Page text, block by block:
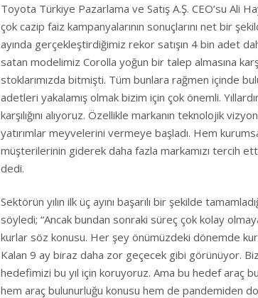
Toyota Türkiye Pazarlama ve Satış A.Ş. CEO’su Ali
çok cazip faiz kampanyalarının sonuçlarını net bir
ayında gerçekleştirdiğimiz rekor satışın 4 bin adet
satan modelimiz Corolla yoğun bir talep almasına
stoklarımızda bitmişti. Tüm bunlara rağmen içinde
adetleri yakalamış olmak bizim için çok önemli.
karşılığını alıyoruz. Özellikle markanın teknolojik
yatırımlar meyvelerini vermeye başladı. Hem
müşterilerinin giderek daha fazla markamızı tercih
dedi.
Sektörün yılın ilk üç ayını başarılı bir şekilde
söyledi; “Ancak bundan sonraki süreç çok kolay
kurlar söz konusu. Her şey önümüzdeki dönemde
Kalan 9 ay biraz daha zor geçecek gibi görünüyor.
hedefimizi bu yıl için koruyoruz. Ama bu hedef araç
hem araç bulunurluğu konusu hem de pandemiden